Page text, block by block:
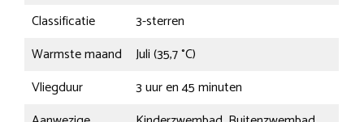
Classificatie
3-sterren
Warmste maand
Juli (35,7 °C)
Vliegduur
3 uur en 45 minuten